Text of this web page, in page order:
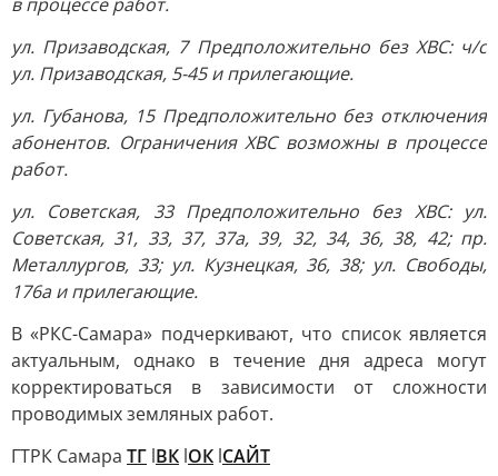
ул. Призаводская, 7 Предположительно без ХВС: ч/с
ул. Призаводская, 5-45 и прилегающие.
ул. Губанова, 15 Предположительно без отключения
абонентов. Ограничения ХВС возможны в процессе
работ.
ул. Советская, 33 Предположительно без ХВС: ул.
Советская, 31, 33, 37, 37а, 39, 32, 34, 36, 38, 42; пр.
Металлургов, 33; ул. Кузнецкая, 36, 38; ул. Свободы,
176а и прилегающие.
В «РКС-Самара» подчеркивают, что список является
актуальным, однако в течение дня адреса могут
корректироваться в зависимости от сложности
проводимых земляных работ.
ГТРК Самара ТГ lВК lОК lСАЙТ